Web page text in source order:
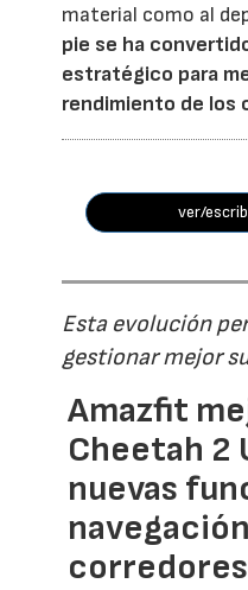
material como al
pie se ha
estratégico para
rendimiento de los
ver/
Esta evolución
gestionar mejor
Amazfit
Cheetah 2
nuevas